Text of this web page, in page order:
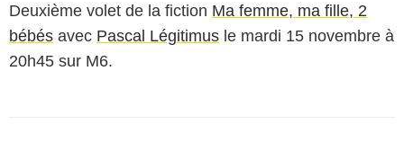
Deuxième volet de la fiction Ma femme, ma fille, 2
bébés avec Pascal Légitimus le mardi 15 novembre à
20h45 sur M6.